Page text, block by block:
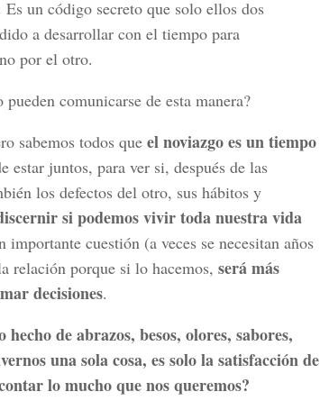
un código secreto que solo ellos dos
a desarrollar con el tiempo para
por el otro.
comunicarse de esta manera?
sabemos todos que el noviazgo es un tiempo
estar juntos, para ver si, después de las
los defectos del otro, sus hábitos y
si podemos vivir toda nuestra vida
cuestión (a veces se necesitan años
relación porque si lo hacemos, será más
decisiones.
hecho de abrazos, besos, olores, sabores,
una sola cosa, es solo la satisfacción de
lo mucho que nos queremos?